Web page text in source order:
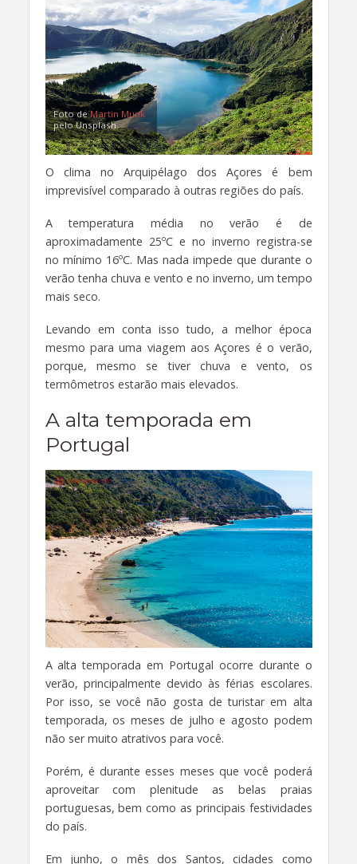
Foto deMartin Munk
pelo Unsplash
O clima no Arquipélago dos Açores é bem
imprevisível comparado à outras regiões do país.
A temperatura média no verão é de
aproximadamente 25ºC e no inverno registra-se
no mínimo 16ºC. Mas nada impede que durante o
verão tenha chuva e vento e no inverno, um tempo
mais seco.
Levando em conta isso tudo, a melhor época
mesmo para uma viagem aos Açores é o verão,
porque, mesmo se tiver chuva e vento, os
termômetros estarão mais elevados.
A alta temporada em
Portugal
A alta temporada em Portugal ocorre durante o
verão, principalmente devido às férias escolares.
Por isso, se você não gosta de turistar em alta
temporada, os meses de julho e agosto podem
não ser muito atrativos para você.
Porém, é durante esses meses que você poderá
aproveitar com plenitude as belas praias
portuguesas, bem como as principais festividades
do país.
Em junho, o mês dos Santos, cidades como